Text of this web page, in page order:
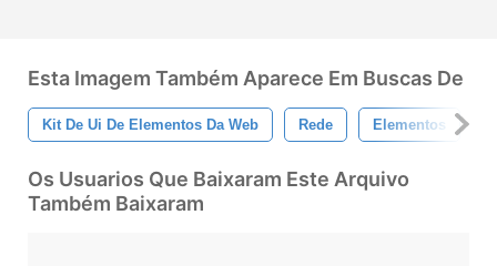
Esta Imagem Também Aparece Em Buscas De
Kit De Ui De Elementos Da Web Rede Elementos
Os Usuarios Que Baixaram Este Arquivo
Também Baixaram